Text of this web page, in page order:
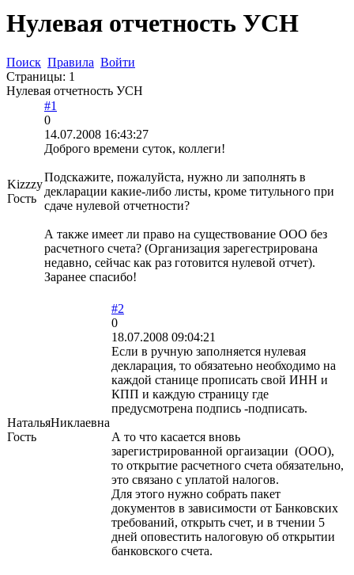
Нулевая отчетность УСН
Поиск Правила Войти
Страницы: 1
Нулевая отчетность УСН
Kizzzy
Гость
#1
0
14.07.2008 16:43:27
Доброго времени суток, коллеги!
Подскажите, пожалуйста, нужно ли заполнять в
декларации какие-либо листы, кроме титульного при
сдаче нулевой отчетности?
А также имеет ли право на существование ООО без
расчетного счета? (Организация зарегестрирована
недавно, сейчас как раз готовится нулевой отчет).
Заранее спасибо!
НатальяНиклаевна
Гость
#2
0
18.07.2008 09:04:21
Если в ручную заполняется нулевая
декларация, то обязатеьно необходимо на
каждой станице прописать свой ИНН и
КПП и каждую страницу где
предусмотрена подпись -подписать.
А то что касается вновь
зарегистрированной оргаизации (ООО),
то открытие расчетного счета обязательно,
это связано с уплатой налогов.
Для этого нужно собрать пакет
документов в зависимости от Банковских
требований, открыть счет, и в тчении 5
дней оповестить налоговую об открытии
банковского счета.